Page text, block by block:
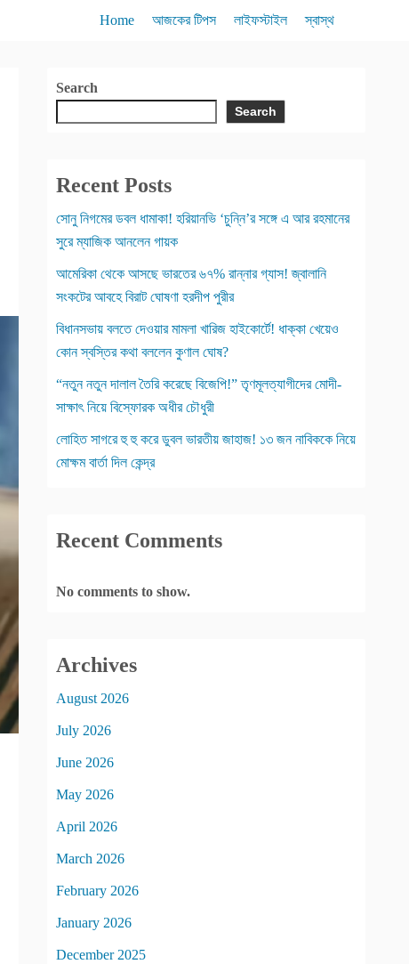
Home আজকের টিপস লাইফস্টাইল স্বাস্থ
Search
Search
Recent Posts
সোনু নিগমের ডবল ধামাকা! হরিয়ানভি ‘চুন্নি’র সঙ্গে এ আর রহমানের
সুরে ম্যাজিক আনলেন গায়ক
আমেরিকা থেকে আসছে ভারতের ৬৭% রান্নার গ্যাস! জ্বালানি
সংকটের আবহে বিরাট ঘোষণা হরদীপ পুরীর
বিধানসভায় বলতে দেওয়ার মামলা খারিজ হাইকোর্টে! ধাক্কা খেয়েও
কোন স্বস্তির কথা বললেন কুণাল ঘোষ?
“নতুন নতুন দালাল তৈরি করেছে বিজেপি!” তৃণমূলত্যাগীদের মোদী-
সাক্ষাৎ নিয়ে বিস্ফোরক অধীর চৌধুরী
লোহিত সাগরে হু হু করে ডুবল ভারতীয় জাহাজ! ১৩ জন নাবিককে নিয়ে
মোক্ষম বার্তা দিল কেন্দ্র
Recent Comments
No comments to show.
Archives
August 2026
July 2026
June 2026
May 2026
April 2026
March 2026
February 2026
January 2026
December 2025